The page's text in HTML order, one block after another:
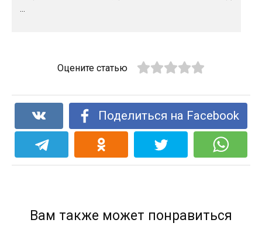
Оцените статью
Поделиться на Facebook
Вам также может понравиться